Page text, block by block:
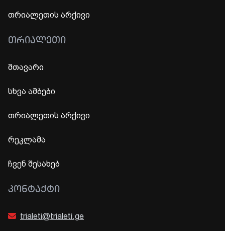
თრიალეთის არქივი
ᲗᲠᲘᲐᲚᲔᲗᲘ
მთავარი
სხვა ამბები
თრიალეთის არქივი
რეკლამა
ჩვენ შესახებ
ᲙᲝᲜᲢᲐᲥᲢᲘ
trialeti@trialeti.ge